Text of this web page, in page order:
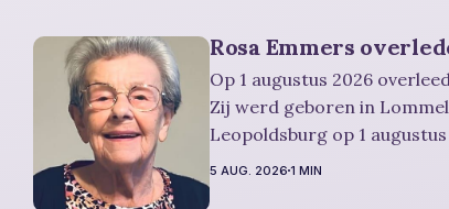
Rosa Emmers
Op 1 augustus 2026
Zij werd geboren in
Leopoldsburg op 1
en werd 91 jaar. Rouwbericht Severens: De afscheidsplechtigheid van
5 AUG. 2026 1 MIN